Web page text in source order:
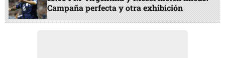
Campaña perfecta y otra exhibición